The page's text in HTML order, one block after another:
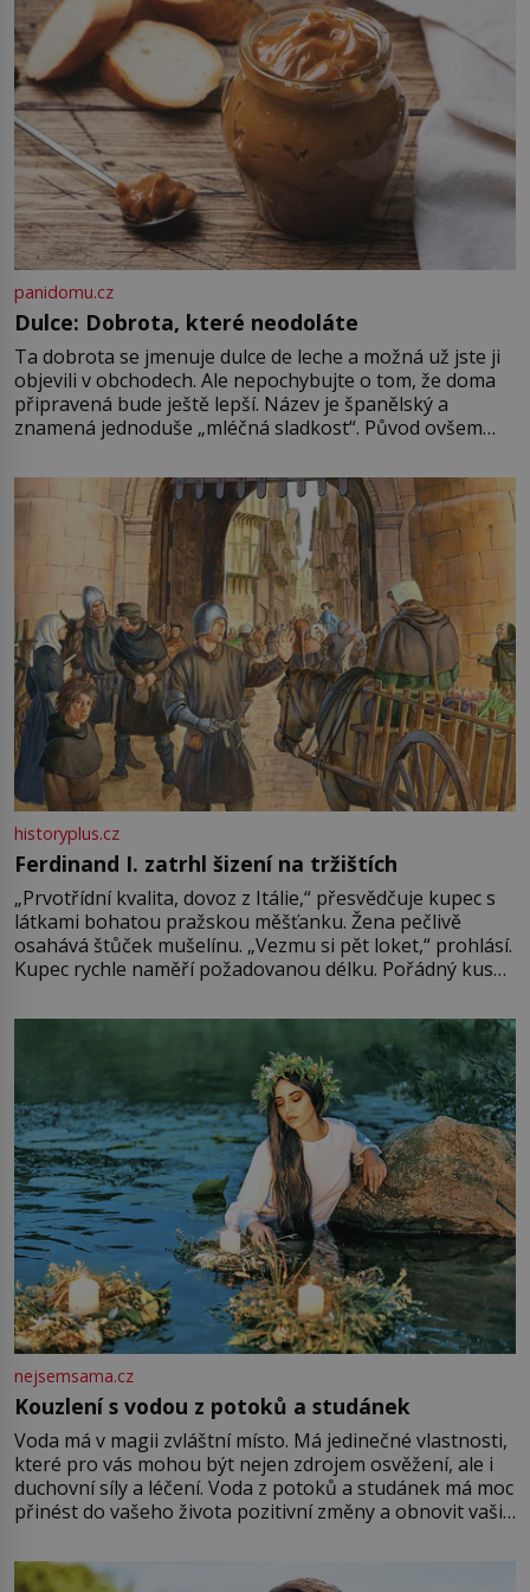
který si vysloužil název „Veselý“,
najdeme v rumunské vesnici
Sapanta, nedaleko hranic […]
panidomu.cz
Dulce: Dobrota, které neodoláte
Ta dobrota se jmenuje dulce de leche a možná už jste ji
objevili v obchodech. Ale nepochybujte o tom, že doma
připravená bude ještě lepší. Název je španělský a
znamená jednoduše „mléčná sladkost“. Původ ovšem
pře hned několik latinskoamerických zemí a k tomu
Francie, kde se traduje,
historyplus.cz
Ferdinand I. zatrhl šizení na tržištích
„Prvotřídní kvalita, dovoz z Itálie,“ přesvědčuje kupec s
látkami bohatou pražskou měšťanku. Žena pečlivě
osahává štůček mušelínu. „Vezmu si pět loket,“ prohlásí.
Kupec rychle naměří požadovanou délku. Pořádný kus
milostpaní. Stačí jenom na sukni,“ zhodnotí švadlena
množství růžového mušelínu. „Ošidili vás, podívejte.“
nejsemsama.cz
Kouzlení s vodou z potoků a studánek
Voda má v magii zvláštní místo. Má jedinečné vlastnosti,
které pro vás mohou být nejen zdrojem osvěžení, ale i
duchovní síly a léčení. Voda z potoků a studánek má moc
přinést do vašeho života pozitivní změny a obnovit vaši
můžete obohatit své rituály a přinést do svého života
větší harmonii a klid. Je důležité